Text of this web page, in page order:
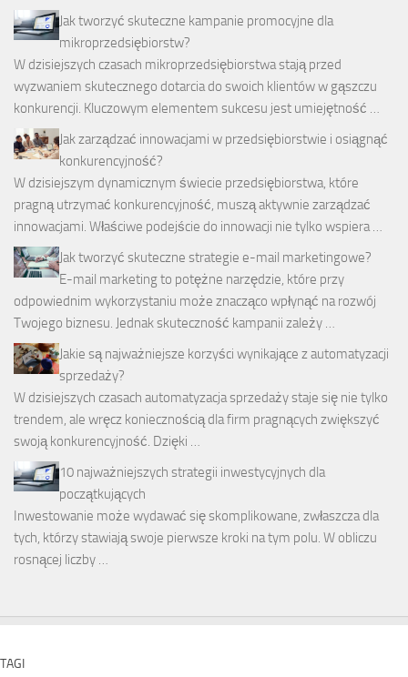
Jak tworzyć skuteczne kampanie promocyjne dla
mikroprzedsiębiorstw?
W dzisiejszych czasach mikroprzedsiębiorstwa stają przed
wyzwaniem skutecznego dotarcia do swoich klientów w gąszczu
konkurencji. Kluczowym elementem sukcesu jest umiejętność …
Jak zarządzać innowacjami w przedsiębiorstwie i osiągnąć
konkurencyjność?
W dzisiejszym dynamicznym świecie przedsiębiorstwa, które
pragną utrzymać konkurencyjność, muszą aktywnie zarządzać
innowacjami. Właściwe podejście do innowacji nie tylko wspiera …
Jak tworzyć skuteczne strategie e-mail marketingowe?
E-mail marketing to potężne narzędzie, które przy
odpowiednim wykorzystaniu może znacząco wpłynąć na rozwój
Twojego biznesu. Jednak skuteczność kampanii zależy …
Jakie są najważniejsze korzyści wynikające z automatyzacji
sprzedaży?
W dzisiejszych czasach automatyzacja sprzedaży staje się nie tylko
trendem, ale wręcz koniecznością dla firm pragnących zwiększyć
swoją konkurencyjność. Dzięki …
10 najważniejszych strategii inwestycyjnych dla
początkujących
Inwestowanie może wydawać się skomplikowane, zwłaszcza dla
tych, którzy stawiają swoje pierwsze kroki na tym polu. W obliczu
rosnącej liczby …
TAGI